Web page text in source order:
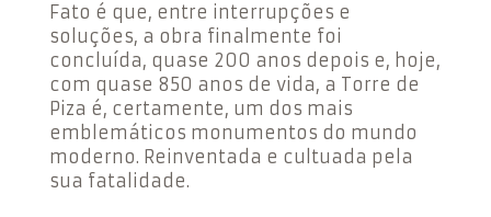
Fato é que, entre interrupções e
soluções, a obra finalmente foi
concluída, quase 200 anos depois e, hoje,
com quase 850 anos de vida, a Torre de
Piza é, certamente, um dos mais
emblemáticos monumentos do mundo
moderno. Reinventada e cultuada pela
sua fatalidade.